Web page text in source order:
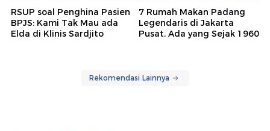
RSUP soal Penghina Pasien
BPJS: Kami Tak Mau ada
Elda di Klinis Sardjito
7 Rumah Makan Padang
Legendaris di Jakarta
Pusat, Ada yang Sejak 1960
Rekomendasi Lainnya